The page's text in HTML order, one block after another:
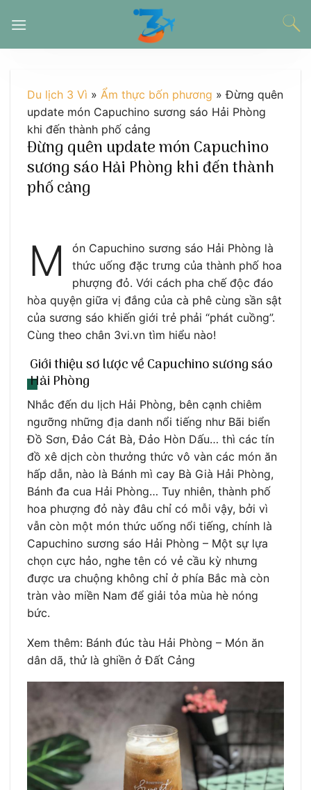
đến
Du lịch 3 Vì » Ẩm thực bốn phương »Đừng quên
update món Capuchino sương sáo Hải Phòng
khi đến thành phố cảng
Đừng quên update món Capuchino
sương sáo Hải Phòng khi đến thành
phố cảng
M
ón Capuchino sương sáo Hải Phòng là
thức uống đặc trưng của thành phố hoa
phượng đỏ. Với cách pha chế độc đáo
hòa quyện giữa vị đắng của cà phê cùng sần sật
của sương sáo khiến giới trẻ phải “phát cuồng”.
Cùng theo chân 3vi.vn tìm hiểu nào!
Giới thiệu sơ lược về Capuchino sương sáo
Hải Phòng
Nhắc đến du lịch Hải Phòng, bên cạnh chiêm
ngưỡng những địa danh nổi tiếng như Bãi biển
Đồ Sơn, Đảo Cát Bà, Đảo Hòn Dấu… thì các tín
đồ xê dịch còn thưởng thức vô vàn các món ăn
hấp dẫn, nào là Bánh mì cay Bà Già Hải Phòng,
Bánh đa cua Hải Phòng… Tuy nhiên, thành phố
hoa phượng đỏ này đâu chỉ có mỗi vậy, bởi vì
vẫn còn một món thức uống nổi tiếng, chính là
Capuchino sương sáo Hải Phòng – Một sự lựa
chọn cực hảo, nghe tên có vẻ cầu kỳ nhưng
được ưa chuộng không chỉ ở phía Bắc mà còn
tràn vào miền Nam để giải tỏa mùa hè nóng
bức.
Xem thêm: Bánh đúc tàu Hải Phòng – Món ăn
dân dã, thử là ghiền ở Đất Cảng